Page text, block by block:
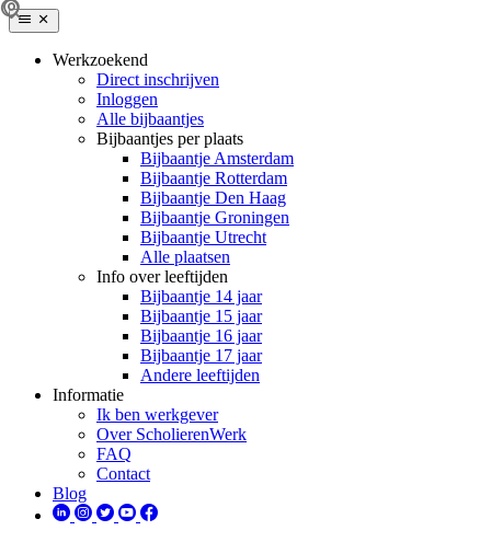
Werkzoekend
Direct inschrijven
Inloggen
Alle bijbaantjes
Bijbaantjes per plaats
Bijbaantje Amsterdam
Bijbaantje Rotterdam
Bijbaantje Den Haag
Bijbaantje Groningen
Bijbaantje Utrecht
Alle plaatsen
Info over leeftijden
Bijbaantje 14 jaar
Bijbaantje 15 jaar
Bijbaantje 16 jaar
Bijbaantje 17 jaar
Andere leeftijden
Informatie
Ik ben werkgever
Over ScholierenWerk
FAQ
Contact
Blog